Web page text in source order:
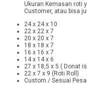
Ukuran Kemasan roti
Customer, atau bisa
24 x 24 x 10
22 x 22 x 7
20 x 20 x 7
18 x 18 x 7
16 x 16 x 7
14 x 14 x 6
27 x 18,5 x 5 ( Donat
22 x 7 x 9 (Roti Roll)
Custom / Sesuai